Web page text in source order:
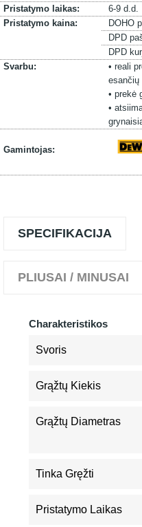
Pristatymo laikas:
6-9 d.d.
Pristatymo kaina:
DOHO
DPD
DPD
Svarbu:
• reali
esančių
• prekė
•
Gamintojas:
SPECIFIKACIJA
PLIUSAI / MINUSAI
Charakteristikos
Svoris
Grąžtų Kiekis
Grąžtų Diametras
Tinka Gręžti
Pristatymo Laikas